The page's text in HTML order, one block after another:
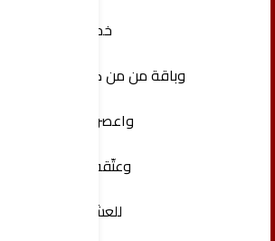
خمراً
و‏باقة من من كل ألوان الوله
‏واعصر رحيقاً
وعتّقه نبيذاً
للعشاق